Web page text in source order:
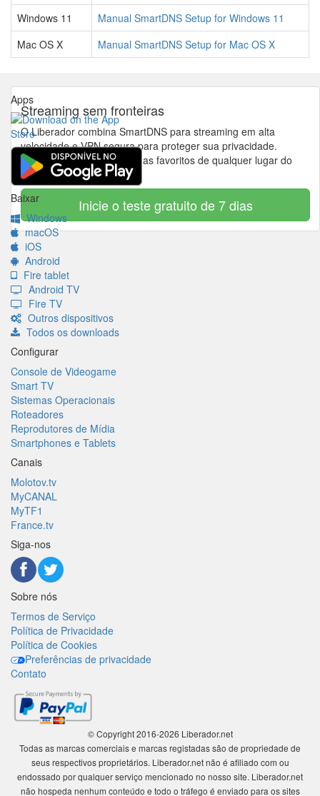
Windows 11
Manual SmartDNS Setup for Windows 11
Mac OS X
Manual SmartDNS Setup for Mac OS X
Streaming sem fronteiras
O Liberador combina SmartDNS para streaming em alta
velocidade e VPN segura para proteger sua privacidade.
Desbloqueie seus programas favoritos de qualquer lugar do
mundo.
Inicie o teste gratuito de 7 dias
Apps
Baixar
Windows
macOS
iOS
Android
Fire tablet
Android TV
Fire TV
Outros dispositivos
Todos os downloads
Configurar
Console de Videogame
Smart TV
Sistemas Operacionais
Roteadores
Reprodutores de Mídia
Smartphones e Tablets
Canais
Molotov.tv
MyCANAL
MyTF1
France.tv
Siga-nos
Sobre nós
Termos de Serviço
Política de Privacidade
Política de Cookies
Preferências de privacidade
Contato
© Copyright 2016-2026 Liberador.net
Todas as marcas comerciais e marcas registadas são de propriedade de
seus respectivos proprietários. Liberador.net não é afiliado com ou
endossado por qualquer serviço mencionado no nosso site. Liberador.net
não hospeda nenhum conteúdo e todo o tráfego é enviado para os sites